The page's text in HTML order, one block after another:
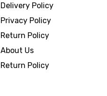
Delivery Policy
Privacy Policy
Return Policy
About Us
Return Policy